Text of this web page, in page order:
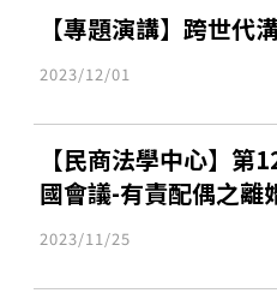
【專題演講】跨世代
2023/12/01
【民商法學中心】第
國會議-有責配偶之離
2023/11/25